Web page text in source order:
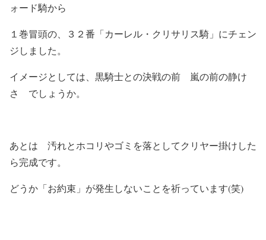
ォード騎から
１巻冒頭の、３２番「カーレル・クリサリス騎」にチェン
ジしました。
イメージとしては、黒騎士との決戦の前 嵐の前の静け
さ でしょうか。
あとは 汚れとホコリやゴミを落としてクリヤー掛けした
ら完成です。
どうか「お約束」が発生しないことを祈っています(笑)